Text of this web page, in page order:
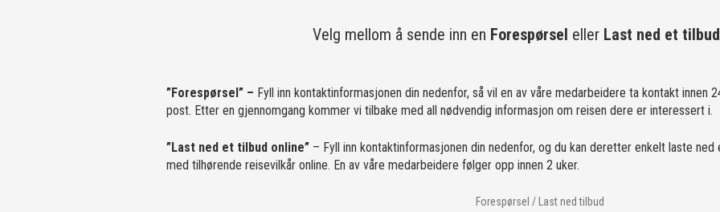
Velg mellom å sende inn en Forespørsel ellerLast ned et
”Forespørsel” – Fyll inn kontaktinformasjonen din nedenfor, så vil en av våre medarbeidere ta kontakt innen
post. Etter en gjennomgang kommer vi tilbake med all nødvendig informasjon om reisen dere er interessert i.
”Last ned et tilbud online” – Fyll inn kontaktinformasjonen din nedenfor, og du kan deretter enkelt laste
med tilhørende reisevilkår online. En av våre medarbeidere følger opp innen 2 uker.
Forespørsel / Last ned tilbud